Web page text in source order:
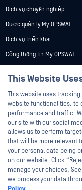
Dịch vụ chuyên nghiệp
Được quản lý My OPSWAT
Dịch vụ triển khai
Cổng thông tin My OPSWAT
Chương trình Xử lý Lỗ hổng
Đối tác
Chứng nhận
Đối tác công nghệ
Chương trình đối tác kênh
©2026 OPSWAT Công ty
Metascan, MetaAccess , cái
This Website
This website uses
website functionalities, to
performance and traffic.
our site with our social
allows us to perform
that will be more relevant
your personal data being
on our website. Click
manage your choices.
we process your data